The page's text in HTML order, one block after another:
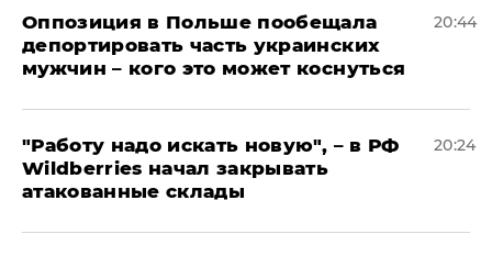
Оппозиция в Польше пообещала
депортировать часть украинских
мужчин – кого это может коснуться
20:44
"Работу надо искать новую", – в РФ
Wildberries начал закрывать
атакованные склады
20:24